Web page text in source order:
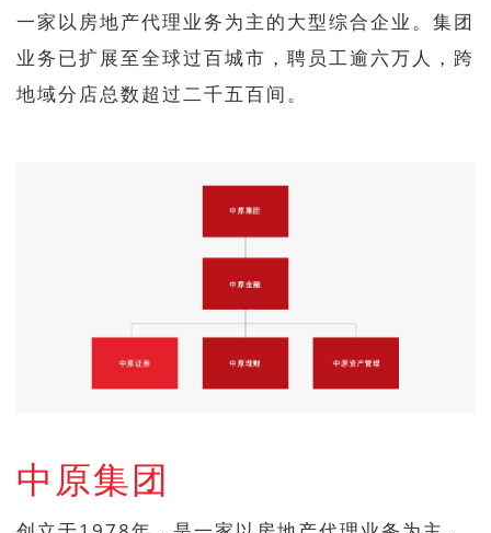
一家以房地产代理业务为主的大型综合企业。集团
业务已扩展至全球过百城市，聘员工逾六万人，跨
地域分店总数超过二千五百间。
中原集团